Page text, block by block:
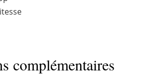
complémentaires